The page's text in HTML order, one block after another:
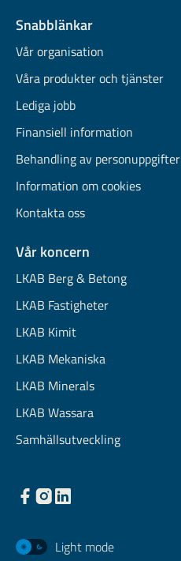
Snabblänkar
Vår organisation
Våra produkter och tjänster
Lediga jobb
Finansiell information
Behandling av personuppgifter
Information om cookies
Kontakta oss
Vår koncern
LKAB Berg & Betong
LKAB Fastigheter
LKAB Kimit
LKAB Mekaniska
LKAB Minerals
LKAB Wassara
Samhällsutveckling
Light mode